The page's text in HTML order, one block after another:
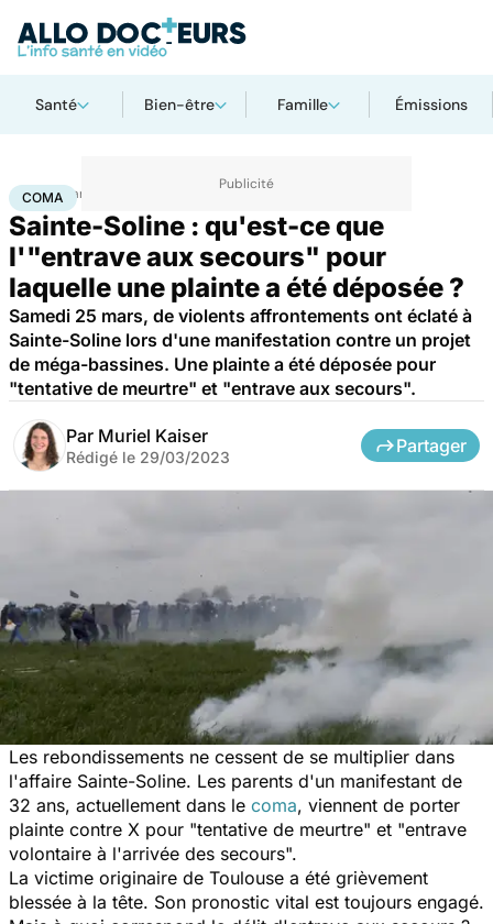
Santé Bien-être Famille Émissions
Accueil Santé Coma
COMA
Sainte-Soline : qu'est-ce que
l'"entrave aux secours" pour
laquelle une plainte a été déposée ?
Samedi 25 mars, de violents affrontements ont éclaté à
Sainte-Soline lors d'une manifestation contre un projet
de méga-bassines. Une plainte a été déposée pour
"tentative de meurtre" et "entrave aux secours".
Par Muriel Kaiser
Rédigé le 29/03/2023
Partager
Les rebondissements ne cessent de se multiplier dans
l'affaire Sainte-Soline. Les parents d'un manifestant de
32 ans, actuellement dans le coma, viennent de porter
plainte contre X pour "tentative de meurtre" et "entrave
volontaire à l'arrivée des secours".
La victime originaire de Toulouse a été grièvement
blessée à la tête. Son pronostic vital est toujours engagé.